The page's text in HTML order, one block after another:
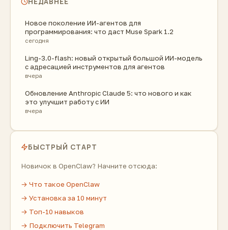
Новое поколение ИИ-агентов для
программирования: что даст Muse Spark 1.2
сегодня
Ling-3.0-flash: новый открытый большой ИИ-модель
с адресацией инструментов для агентов
вчера
Обновление Anthropic Claude 5: что нового и как
это улучшит работу с ИИ
вчера
БЫСТРЫЙ СТАРТ
Новичок в OpenClaw? Начните отсюда:
→ Что такое OpenClaw
→ Установка за 10 минут
→ Топ-10 навыков
→ Подключить Telegram